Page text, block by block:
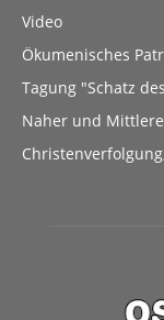
Video
Ökumenisches
Tagung "Schatz
Naher und